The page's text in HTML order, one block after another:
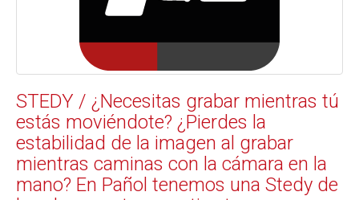
STEDY / ¿Necesitas grabar mientras tú
estás moviéndote? ¿Pierdes la
estabilidad de la imagen al grabar
mientras caminas con la cámara en la
mano? En Pañol tenemos una Stedy de